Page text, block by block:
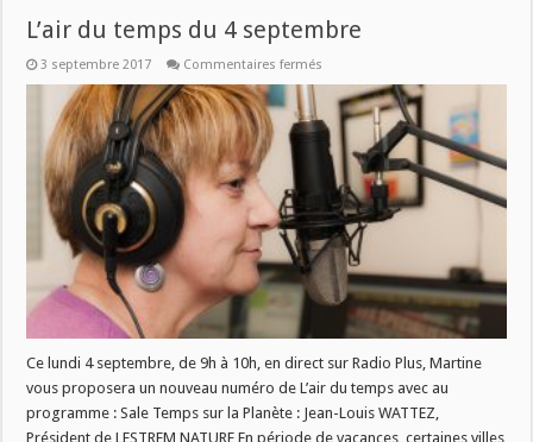
L’air du temps du 4 septembre
3 septembre 2017 Commentaires fermés
du
temps
du
septembre
Ce lundi 4 septembre, de 9h à 10h, en direct sur Radio Plus, Martine
vous proposera un nouveau numéro de L’air du temps avec au
programme : Sale Temps sur la Planète : Jean-Louis WATTEZ,
Président de LESTREM NATURE En période de vacances, certaines villes